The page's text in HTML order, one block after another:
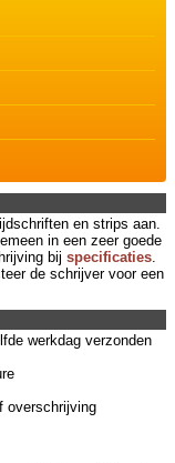
en strips aan.
in een zeer goede
bij specificaties.
de schrijver voor een
werkdag verzonden
overschrijving